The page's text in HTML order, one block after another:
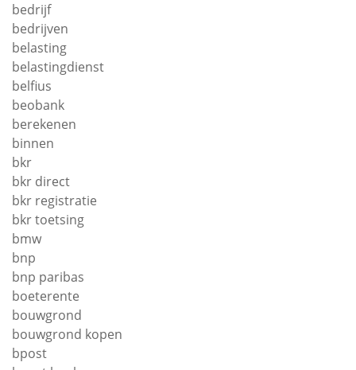
bedrijf
bedrijven
belasting
belastingdienst
belfius
beobank
berekenen
binnen
bkr
bkr direct
bkr registratie
bkr toetsing
bmw
bnp
bnp paribas
boeterente
bouwgrond
bouwgrond kopen
bpost